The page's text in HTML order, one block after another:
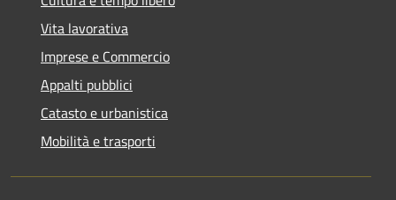
Vita lavorativa
Imprese e Commercio
Appalti pubblici
Catasto e urbanistica
Mobilità e trasporti